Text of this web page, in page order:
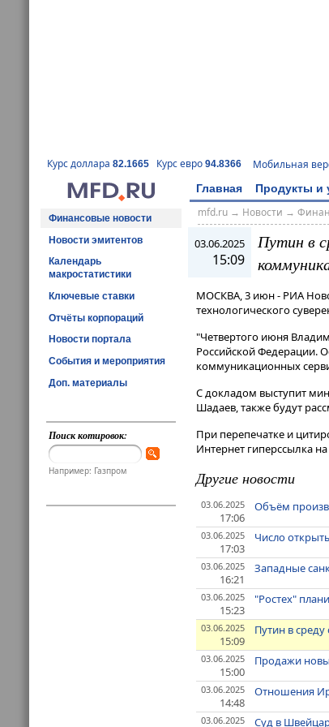
Курс доллара 82.1665 Курс евро 94.8366 Мобильная
Главная Продукты и
Финансовые новости
Новости эмитентов
Календарь
макростатистики
Ключевые ставки
Отчёты корпораций
Новости портала
События и мероприятия
Доп. материалы
Поиск котировок:
Например: Газпром
mfd.ru→ Новости →
03.06.2025
15:09
Путин в
МОСКВА, 3 июн - РИА
технологического
"Четвертого июня
Российской Федерации​​​.
коммуникационных
С докладом выступит
Шадаев, также будут
При перепечатке и
Интернет гиперссылка на
Другие новости
03.06.2025
17:06
Объём
03.06.2025
17:03
Число
03.06.2025
16:21
Западные
03.06.2025
15:23
"Ростех"
03.06.2025
15:09
Путин в
03.06.2025
15:00
Продажи
03.06.2025
14:48
Отношения
03.06.2025 Суд в